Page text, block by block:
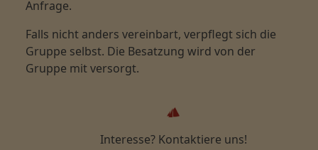
Anfrage.
Falls nicht anders vereinbart, verpflegt sich die
Gruppe selbst. Die Besatzung wird von der
Gruppe mit versorgt.
Interesse? Kontaktiere uns!